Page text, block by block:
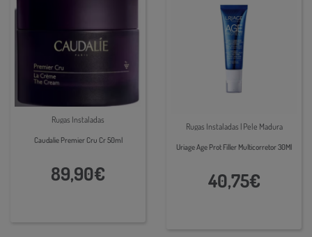
Rugas Instaladas
Caudalie Premier Cru Cr 50ml
89,90€
Rugas Instaladas | Pele Madura
Uriage Age Prot Filler Multicorretor 30Ml
40,75€